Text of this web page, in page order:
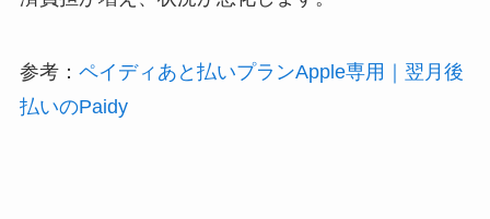
参考： ペイディあと払いプランApple専用｜翌月後
払いのPaidy